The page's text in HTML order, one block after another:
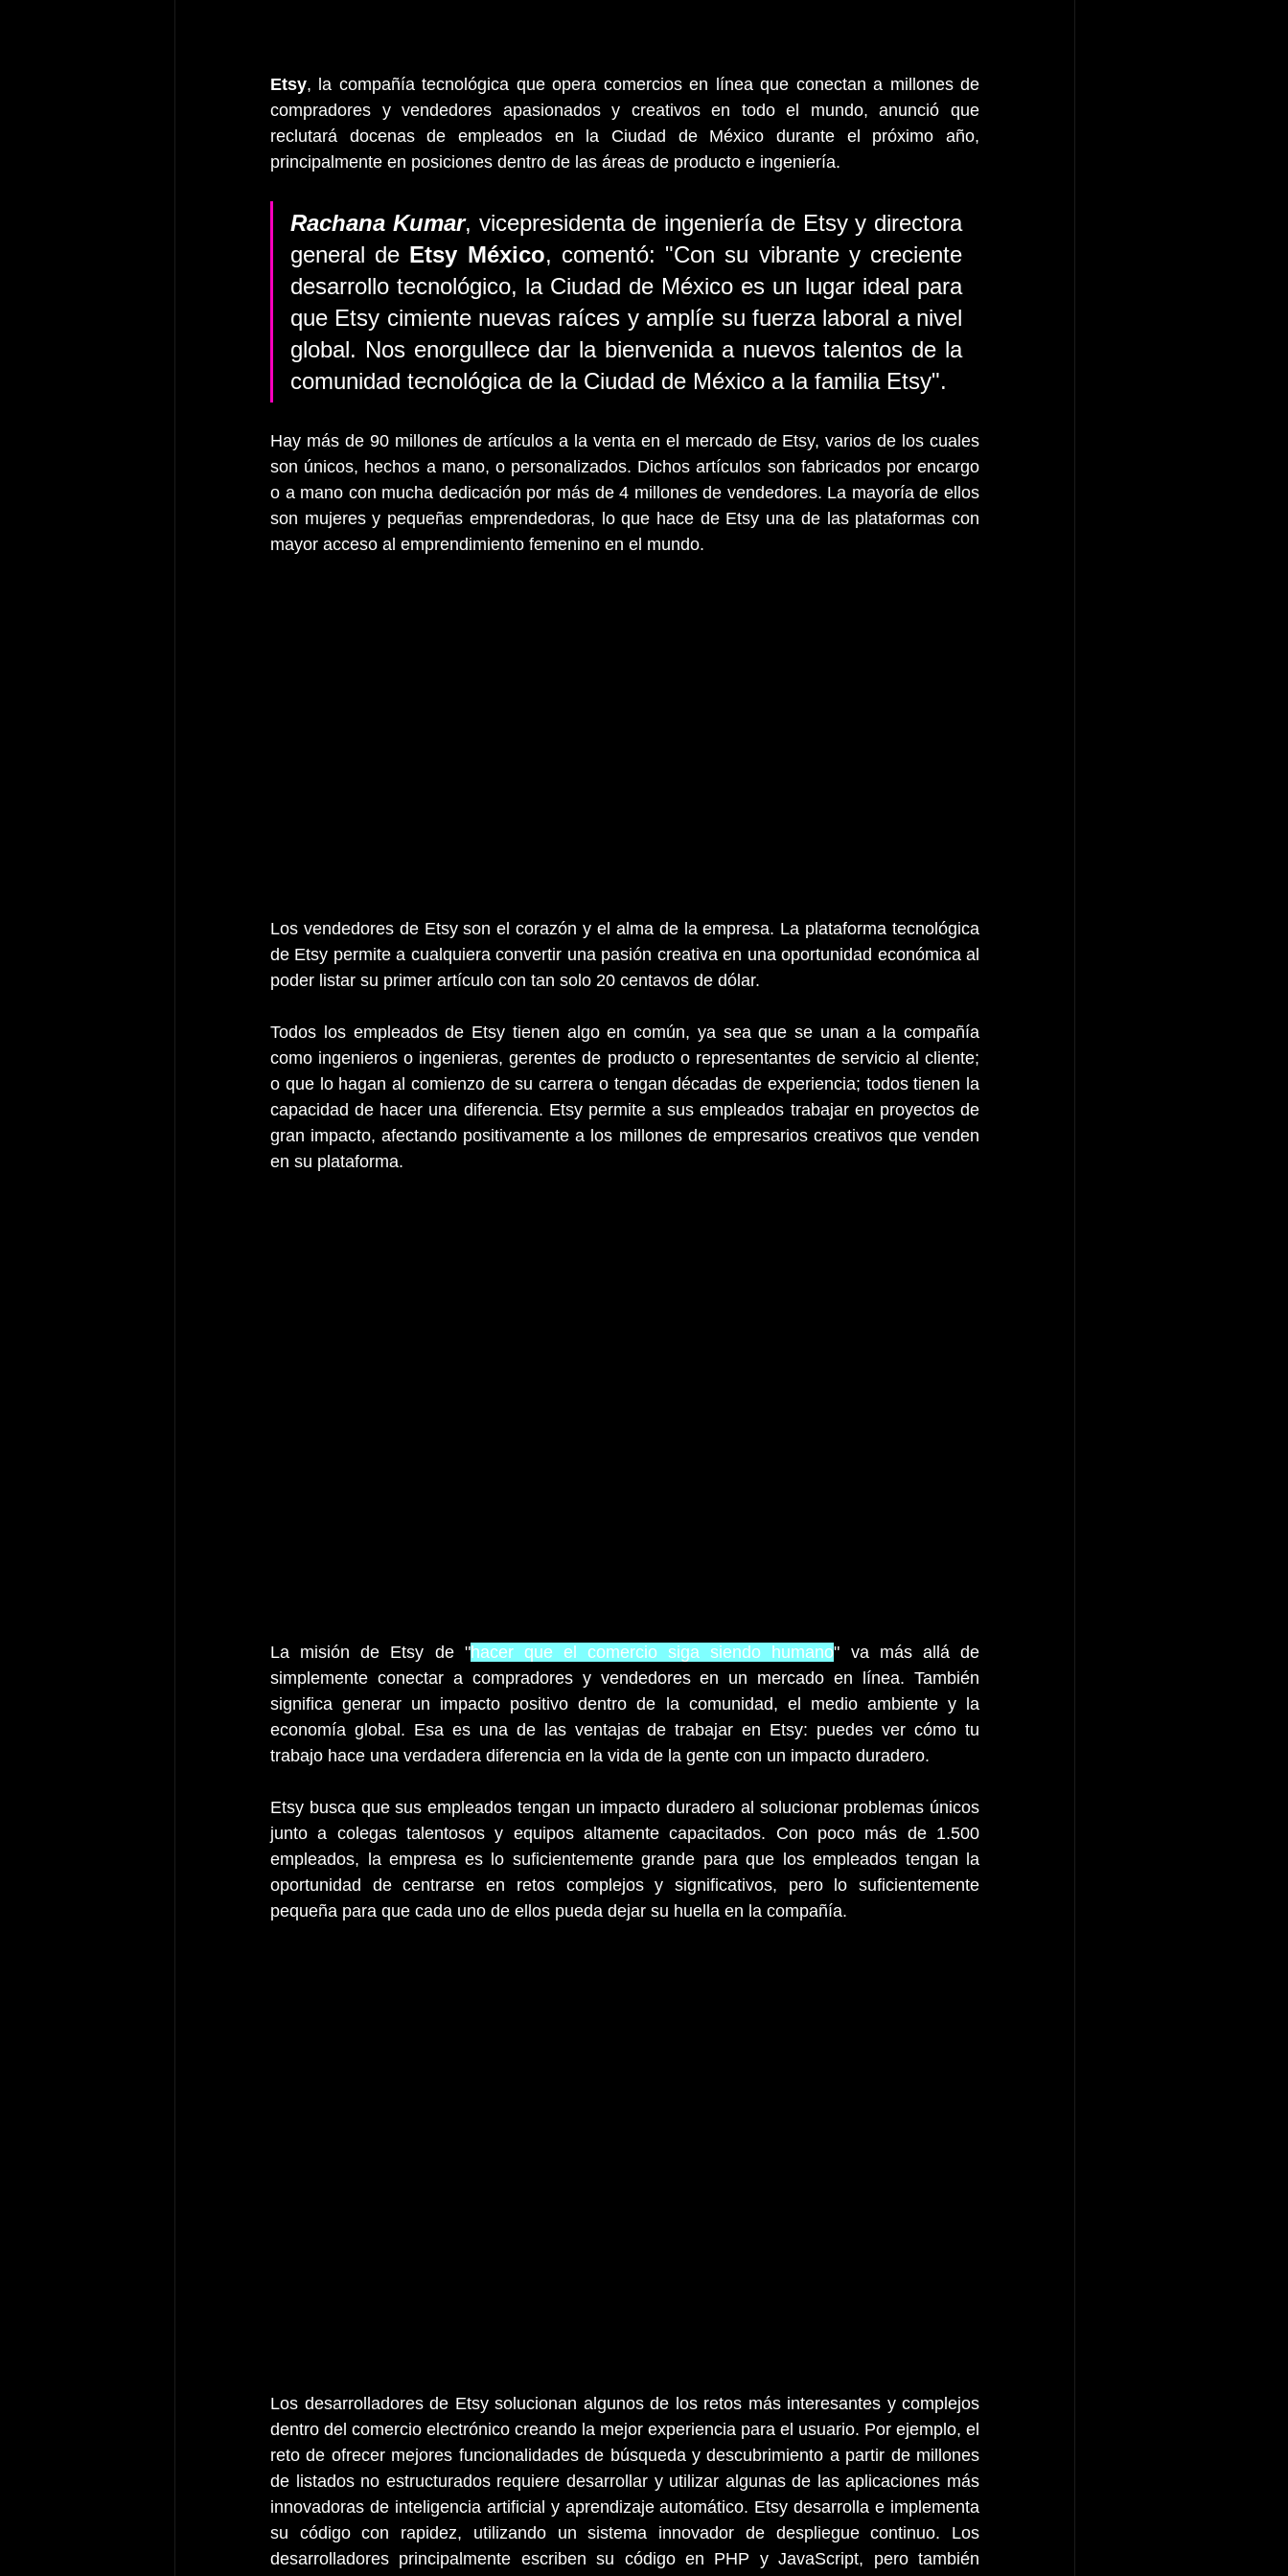
Etsy, la compañía tecnológica que opera comercios en línea que conectan a millones de
compradores y vendedores apasionados y creativos en todo el mundo, anunció que
reclutará docenas de empleados en la Ciudad de México durante el próximo año,
principalmente en posiciones dentro de las áreas de producto e ingeniería.
Rachana Kumar, vicepresidenta de ingeniería de Etsy y directora
general de Etsy México, comentó: "Con su vibrante y creciente
desarrollo tecnológico, la Ciudad de México es un lugar ideal para
que Etsy cimiente nuevas raíces y amplíe su fuerza laboral a nivel
global. Nos enorgullece dar la bienvenida a nuevos talentos de la
comunidad tecnológica de la Ciudad de México a la familia Etsy".
Hay más de 90 millones de artículos a la venta en el mercado de Etsy, varios de los cuales
son únicos, hechos a mano, o personalizados. Dichos artículos son fabricados por encargo
o a mano con mucha dedicación por más de 4 millones de vendedores. La mayoría de ellos
son mujeres y pequeñas emprendedoras, lo que hace de Etsy una de las plataformas con
mayor acceso al emprendimiento femenino en el mundo.
Los vendedores de Etsy son el corazón y el alma de la empresa. La plataforma tecnológica
de Etsy permite a cualquiera convertir una pasión creativa en una oportunidad económica al
poder listar su primer artículo con tan solo 20 centavos de dólar.
Todos los empleados de Etsy tienen algo en común, ya sea que se unan a la compañía
como ingenieros o ingenieras, gerentes de producto o representantes de servicio al cliente;
o que lo hagan al comienzo de su carrera o tengan décadas de experiencia; todos tienen la
capacidad de hacer una diferencia. Etsy permite a sus empleados trabajar en proyectos de
gran impacto, afectando positivamente a los millones de empresarios creativos que venden
en su plataforma.
La misión de Etsy de "hacer que el comercio siga siendo humano" va más allá de
simplemente conectar a compradores y vendedores en un mercado en línea. También
significa generar un impacto positivo dentro de la comunidad, el medio ambiente y la
economía global. Esa es una de las ventajas de trabajar en Etsy: puedes ver cómo tu
trabajo hace una verdadera diferencia en la vida de la gente con un impacto duradero.
Etsy busca que sus empleados tengan un impacto duradero al solucionar problemas únicos
junto a colegas talentosos y equipos altamente capacitados. Con poco más de 1.500
empleados, la empresa es lo suficientemente grande para que los empleados tengan la
oportunidad de centrarse en retos complejos y significativos, pero lo suficientemente
pequeña para que cada uno de ellos pueda dejar su huella en la compañía.
Los desarrolladores de Etsy solucionan algunos de los retos más interesantes y complejos
dentro del comercio electrónico creando la mejor experiencia para el usuario. Por ejemplo, el
reto de ofrecer mejores funcionalidades de búsqueda y descubrimiento a partir de millones
de listados no estructurados requiere desarrollar y utilizar algunas de las aplicaciones más
innovadoras de inteligencia artificial y aprendizaje automático. Etsy desarrolla e implementa
su código con rapidez, utilizando un sistema innovador de despliegue continuo. Los
desarrolladores principalmente escriben su código en PHP y JavaScript, pero también